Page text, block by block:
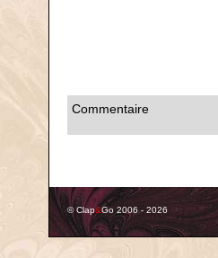
Commentaire
© Clap&Go 2006 - 2026